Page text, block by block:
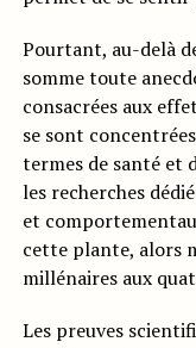
Pourtant, au-delà
somme toute
consacrées aux
se sont
termes de santé et
les recherches
et
cette plante, alors
millénaires aux
Les preuves